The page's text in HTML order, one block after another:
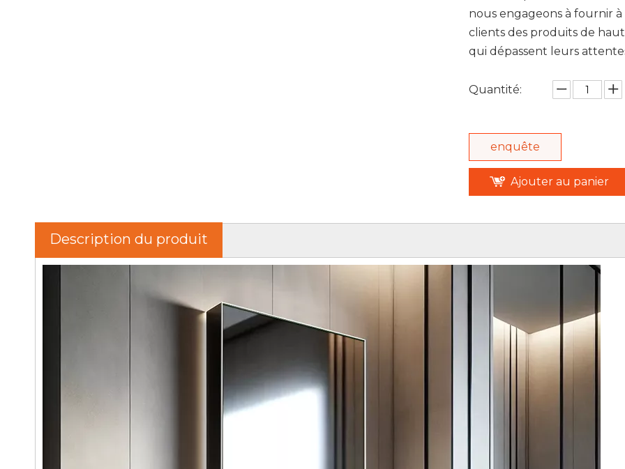
nous engageons à fournir à
clients des produits de
qui dépassent leurs
Quantité:
enquête
Ajouter au panier
Description du produit